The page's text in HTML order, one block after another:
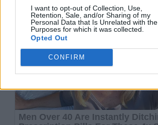
I want to opt-out of Collection, Use,
Retention, Sale, and/or Sharing of my
Personal Data that Is Unrelated with the
Purposes for which it was collected.
Opted Out
CONFIRM